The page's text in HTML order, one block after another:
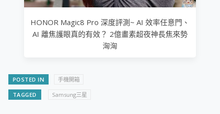
HONOR Magic8 Pro 深度評測~ AI 效率任意門、
AI 離焦護眼真的有效？ 2億畫素超夜神長焦來勢
洶洶
POSTED IN 手機開箱
TAGGED Samsung三星